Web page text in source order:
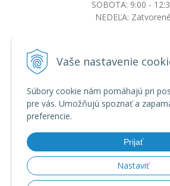
Vaše nastavenie
Súbory cookie nám pomáhajú pri
pre vás. Umožňujú spoznať a
preferencie.
Prijať
Nastaviť
SOBOTA: 9:00 -
NEDEĽA: Zatvorené
VŠETKO O
Ochrana osobných
Možnosti dopravy a
Výmena, vrátenie tovaru a